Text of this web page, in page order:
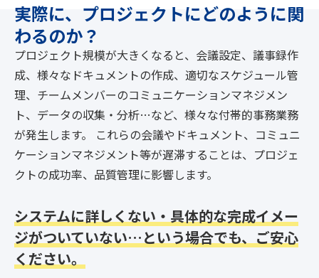
実際に、プロジェクトにどのように関
わるのか？
プロジェクト規模が大きくなると、会議設定、議事録作
成、様々なドキュメントの作成、適切なスケジュール管
理、 チームメンバーのコミュニケーションマネジメン
ト、データの収集・分析…など、様々な付帯的事務業務
が発生します。
これらの会議やドキュメント、コミュニ
ケーションマネジメント等が遅滞することは、プロジェ
クトの成功率、品質管理に影響します。
システムに詳しくない・具体的な完成イメー
ジがついていない…という場合でも、ご安心
ください。